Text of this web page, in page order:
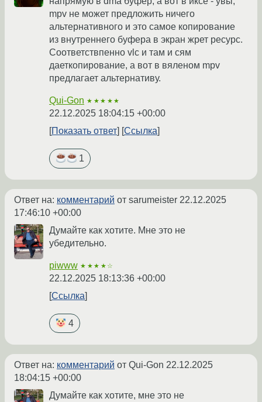
mpv не может предложить ничего
альтернативного и это самое копирование
из внутреннего буфера в экран жрет ресурс.
Соответствпенно vlc и там и сям
даеткопирование, а вот в вяленом mpv
предлагает альтернативу.
Qui-Gon ★★★★★
22.12.2025 18:04:15 +00:00
Показать ответ
Ссылка
1
Ответ на: комментарий от sarumeister 22.12.2025
17:46:10 +00:00
Думайте как хотите. Мне это не
убедительно.
piwww ★★★★☆
22.12.2025 18:13:36 +00:00
Ссылка
4
Ответ на: комментарий от Qui-Gon 22.12.2025
18:04:15 +00:00
Думайте как хотите, мне это не